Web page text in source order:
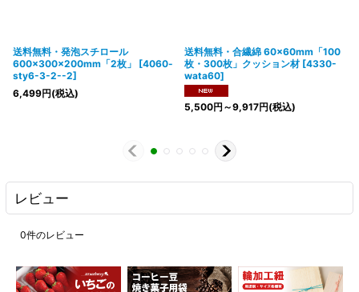
送料無料・発泡スチロール
600×300×200mm「2枚」
[4060-
sty6-3-2--2]
6,499円(税込)
送料無料・合繊綿 60×60mm「100
枚・300枚」クッション材 [4330-
wata60]
5,500円 ～9,917円(税込)
レビュー
0件のレビュー